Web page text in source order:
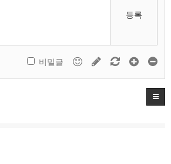
등록
비밀글